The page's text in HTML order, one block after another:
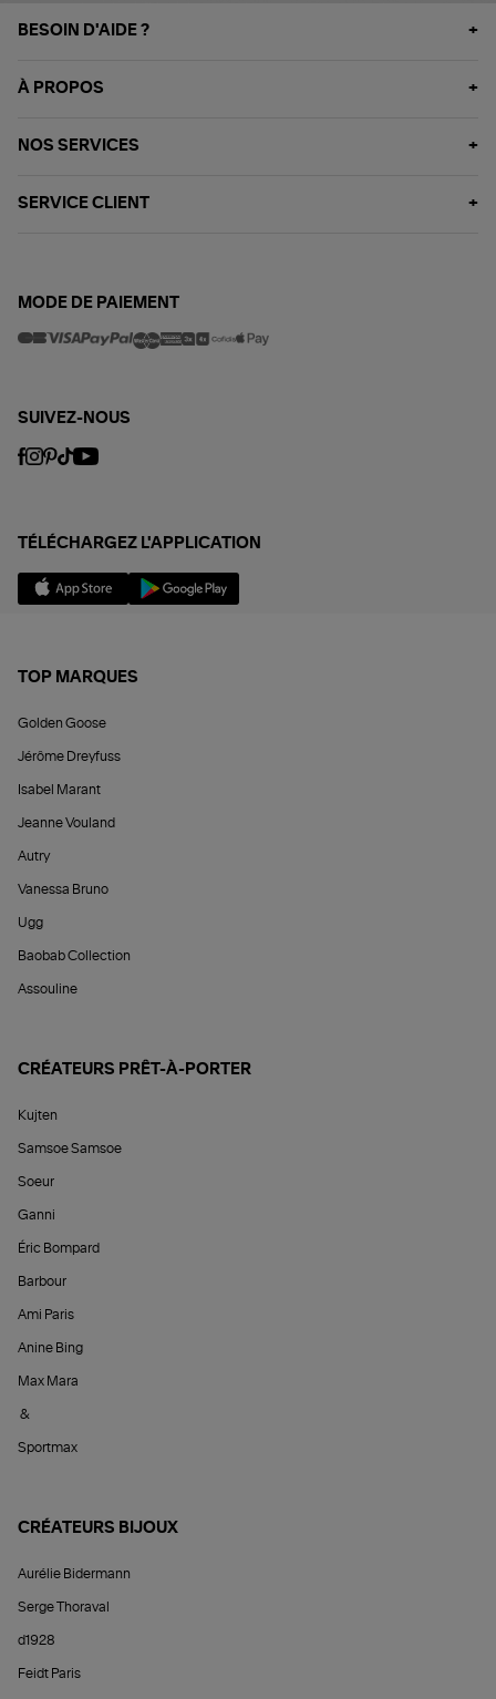
BESOIN D'AIDE ?
À PROPOS
NOS SERVICES
SERVICE CLIENT
MODE DE PAIEMENT
SUIVEZ-NOUS
TÉLÉCHARGEZ L'APPLICATION
TOP MARQUES
Golden Goose
Jérôme Dreyfuss
Isabel Marant
Jeanne Vouland
Autry
Vanessa Bruno
Ugg
Baobab Collection
Assouline
CRÉATEURS PRÊT-À-PORTER
Kujten
Samsoe Samsoe
Soeur
Ganni
Éric Bompard
Barbour
Ami Paris
Anine Bing
Max Mara
&
Sportmax
CRÉATEURS BIJOUX
Aurélie Bidermann
Serge Thoraval
d1928
Feidt Paris